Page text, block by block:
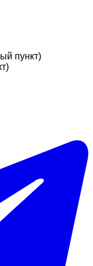
пункт)